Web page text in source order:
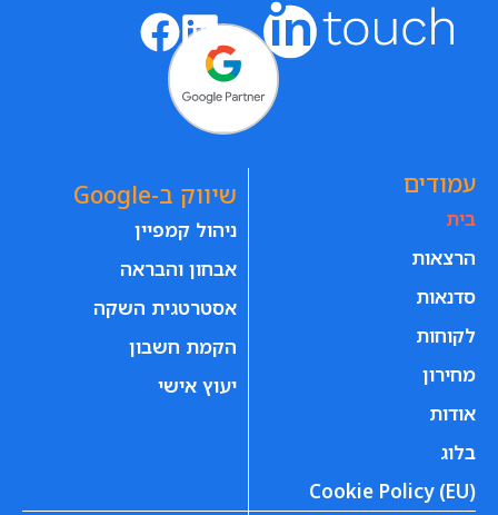
עמודים
בית
הרצאות
סדנאות
לקוחות
מחירון
אודות
בלוג
Cookie Policy (EU)
שיווק ב-Google
ניהול קמפיין
אבחון והבראה
אסטרטגית השקה
הקמת חשבון
יעוץ אישי